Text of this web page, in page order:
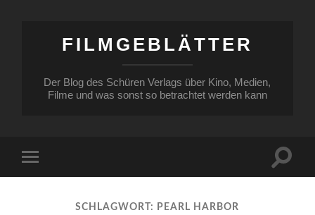
FILMGEBLÄTTER
Der Blog des Schüren Verlags über Kino, Medien,
Filme und was sonst so betrachtet werden kann
Menü
SCHLAGWORT: PEARL HARBOR